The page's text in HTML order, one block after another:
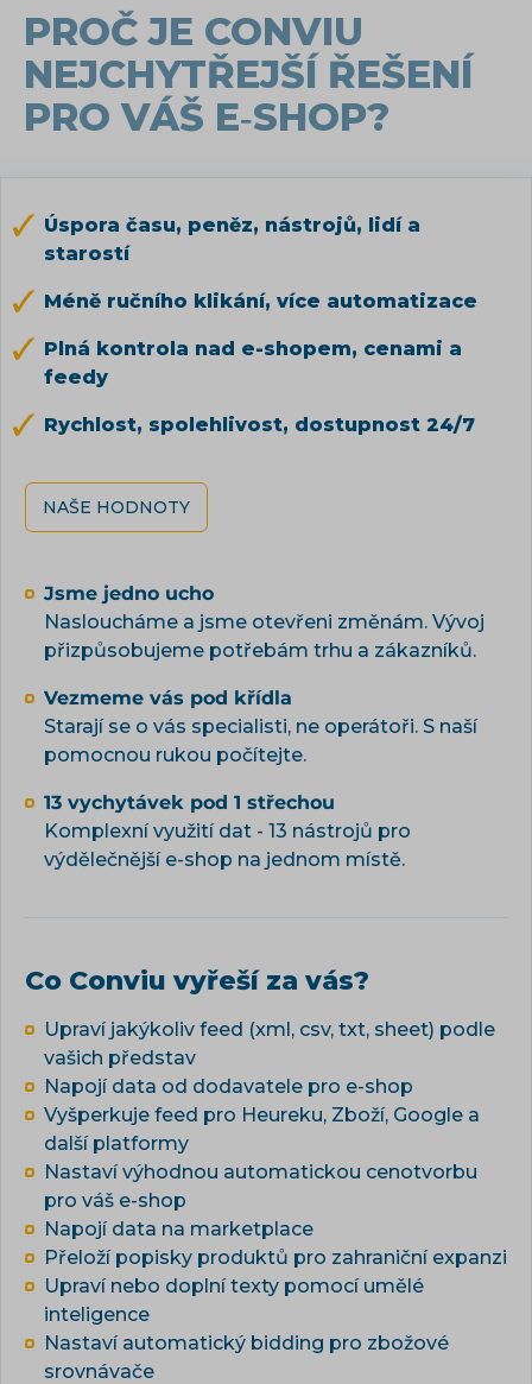
PROČ JE CONVIU
NEJCHYTŘEJŠÍ ŘEŠENÍ
PRO VÁŠ E‑SHOP?
Úspora času, peněz, nástrojů, lidí a
starostí
Méně ručního klikání, více automatizace
Plná kontrola nad e-shopem, cenami a
feedy
Rychlost, spolehlivost, dostupnost 24/7
NAŠE HODNOTY
Jsme jedno ucho
Nasloucháme a jsme otevřeni změnám. Vývoj
přizpůsobujeme potřebám trhu a zákazníků.
Vezmeme vás pod křídla
Starají se o vás specialisti, ne operátoři. S naší
pomocnou rukou počítejte.
13 vychytávek pod 1 střechou
Komplexní využití dat - 13 nástrojů pro
výdělečnější e-shop na jednom místě.
Co Conviu vyřeší za vás?
Upraví jakýkoliv feed (xml, csv, txt, sheet) podle
vašich představ
Napojí data od dodavatele pro e-shop
Vyšperkuje feed pro Heureku, Zboží, Google a
další platformy
Nastaví výhodnou automatickou cenotvorbu
pro váš e-shop
Napojí data na marketplace
Přeloží popisky produktů pro zahraniční expanzi
Upraví nebo doplní texty pomocí umělé
inteligence
Nastaví automatický bidding pro zbožové
srovnávače